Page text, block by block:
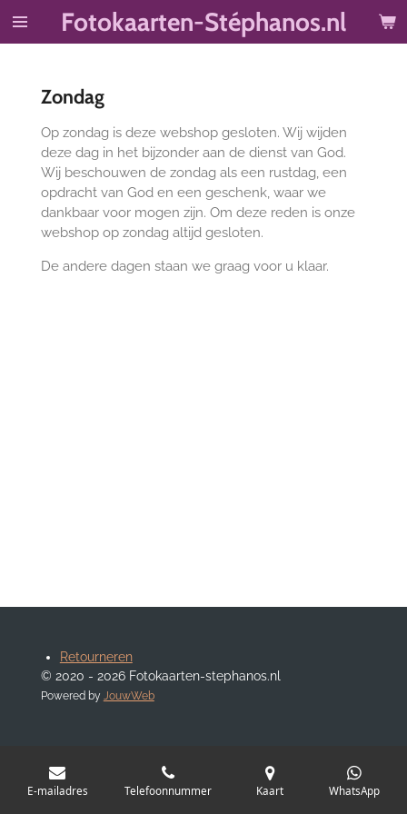
Ga
hoofdinhoud
Fotokaarten-Stéphanos.nl
Zondag
Op zondag is deze webshop gesloten. Wij wijden
deze dag in het bijzonder aan de dienst van God.
Wij beschouwen de zondag als een rustdag, een
opdracht van God en een geschenk, waar we
dankbaar voor mogen zijn. Om deze reden is onze
webshop op zondag altijd gesloten.
De andere dagen staan we graag voor u klaar.
Retourneren
© 2020 - 2026 Fotokaarten-stephanos.nl
Powered by JouwWeb
E-mailadres Telefoonnummer Kaart WhatsApp